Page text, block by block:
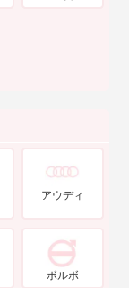
アウディ
ボルボ